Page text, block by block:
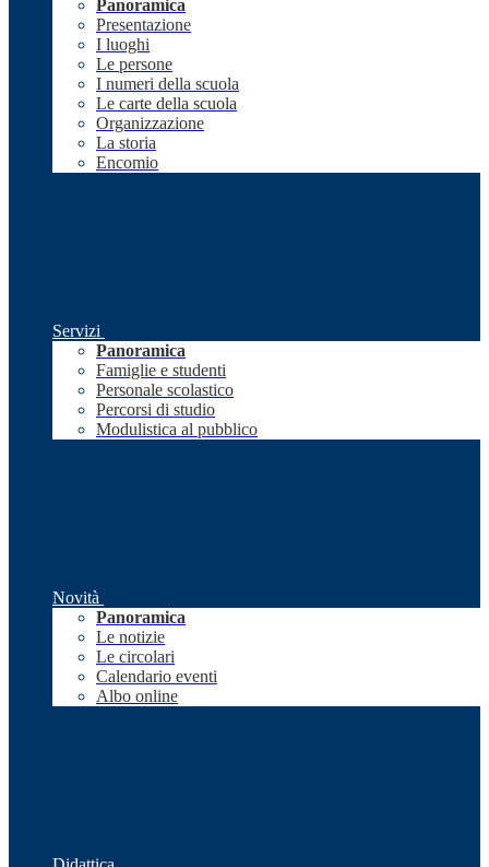
Panoramica
Presentazione
I luoghi
Le persone
I numeri della scuola
Le carte della scuola
Organizzazione
La storia
Encomio
Servizi
Panoramica
Famiglie e studenti
Personale scolastico
Percorsi di studio
Modulistica al pubblico
Novità
Panoramica
Le notizie
Le circolari
Calendario eventi
Albo online